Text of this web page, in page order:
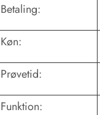
Betaling:
Køn:
Prøvetid:
Funktion: